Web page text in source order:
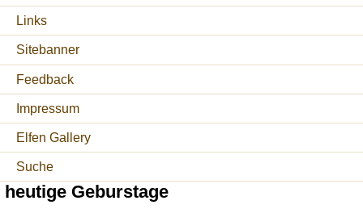
Links
Sitebanner
Feedback
Impressum
Elfen Gallery
Suche
heutige Geburstage